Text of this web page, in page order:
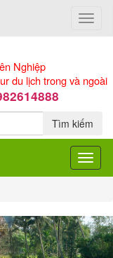
Toggle
Nghiệp
du lịch trong và ngoài
Tìm kiếm
Toggle